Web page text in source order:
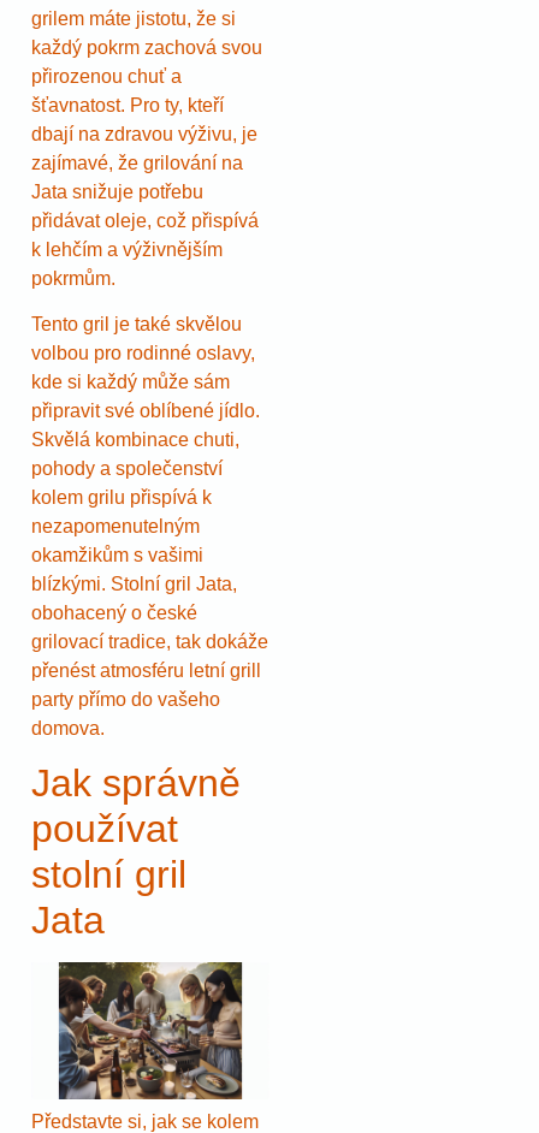
grilem máte jistotu, že si
každý pokrm zachová svou
přirozenou chuť a
šťavnatost. Pro ty, kteří
dbají na zdravou výživu, je
zajímavé, že grilování na
Jata snižuje potřebu
přidávat oleje, což přispívá
k lehčím a výživnějším
pokrmům.
Tento gril je také skvělou
volbou pro rodinné oslavy,
kde si každý může sám
připravit své oblíbené jídlo.
Skvělá kombinace chuti,
pohody a společenství
kolem grilu přispívá k
nezapomenutelným
okamžikům s vašimi
blízkými. Stolní gril Jata,
obohacený o české
grilovací tradice, tak dokáže
přenést atmosféru letní grill
party přímo do vašeho
domova.
Jak správně
používat
stolní gril
Jata
Představte si, jak se kolem